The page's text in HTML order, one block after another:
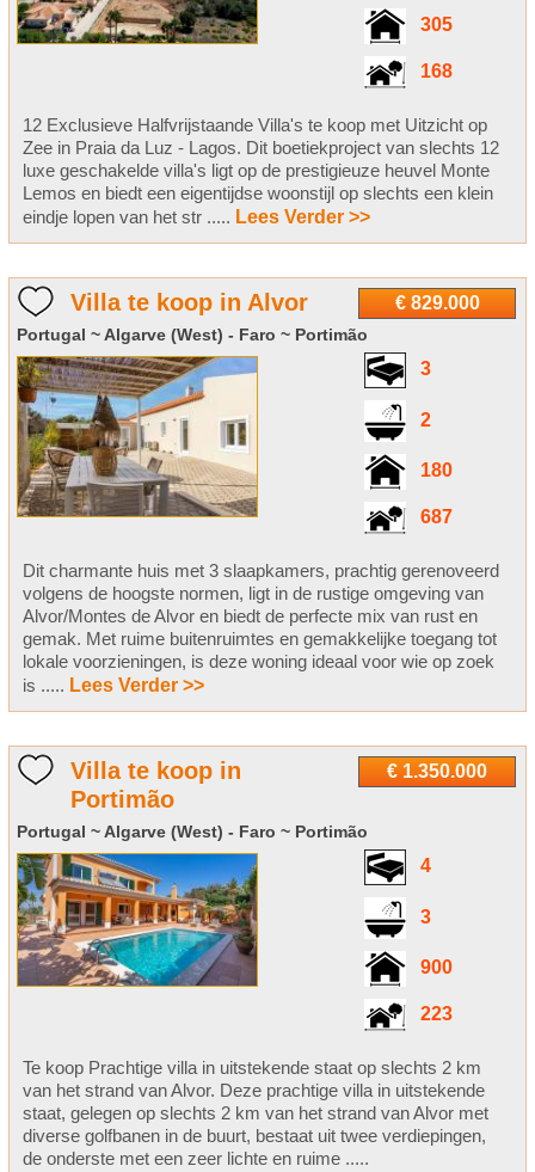
305
168
12 Exclusieve Halfvrijstaande Villa's te koop met Uitzicht op
Zee in Praia da Luz - Lagos. Dit boetiekproject van slechts 12
luxe geschakelde villa's ligt op de prestigieuze heuvel Monte
Lemos en biedt een eigentijdse woonstijl op slechts een klein
eindje lopen van het str ..... Lees Verder >>
€ 829.000
Villa te koop in Alvor
Portugal ~ Algarve (West) - Faro ~ Portimão
3
2
180
687
Dit charmante huis met 3 slaapkamers, prachtig gerenoveerd
volgens de hoogste normen, ligt in de rustige omgeving van
Alvor/Montes de Alvor en biedt de perfecte mix van rust en
gemak. Met ruime buitenruimtes en gemakkelijke toegang tot
lokale voorzieningen, is deze woning ideaal voor wie op zoek
is ..... Lees Verder >>
€ 1.350.000
Villa te koop in
Portimão
Portugal ~ Algarve (West) - Faro ~ Portimão
4
3
900
223
Te koop Prachtige villa in uitstekende staat op slechts 2 km
van het strand van Alvor. Deze prachtige villa in uitstekende
staat, gelegen op slechts 2 km van het strand van Alvor met
diverse golfbanen in de buurt, bestaat uit twee verdiepingen,
de onderste met een zeer lichte en ruime .....